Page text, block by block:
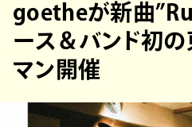
goetheが新曲
ース＆バンド初の
マン開催